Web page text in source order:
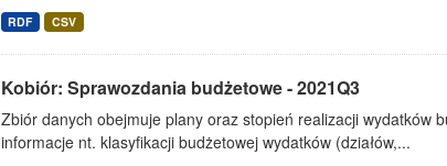
RDF CSV
Kobiór: Sprawozdania budżetowe - 2021Q3
Zbiór danych obejmuje plany oraz stopień realizacji wydatków
informacje nt. klasyfikacji budżetowej wydatków (działów,...